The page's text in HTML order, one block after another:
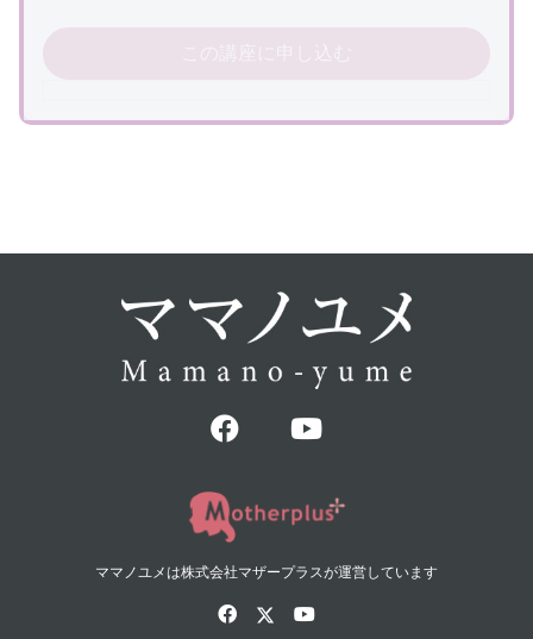
ママノユメは株式会社マザープラスが運営しています